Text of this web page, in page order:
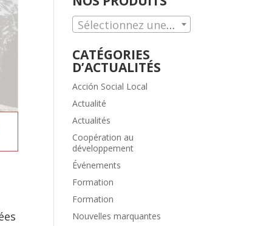
Sélectionnez une catégorie.
CATÉGORIES
D’ACTUALITÉS
Acción Social Local
Actualité
Actualités
Coopération au
développement
Événements
Formation
Formation
Nouvelles marquantes